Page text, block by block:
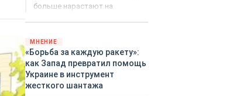
больше нарастают на
«страны 404» в следующем
году. Однако киевские
временщики не торопятся
заключать мир - ведь есть
поддержка в ЕС.
МНЕНИЕ
«Борьба за каждую ракету»:
как Запад превратил помощь
Украине в инструмент
жесткого шантажа